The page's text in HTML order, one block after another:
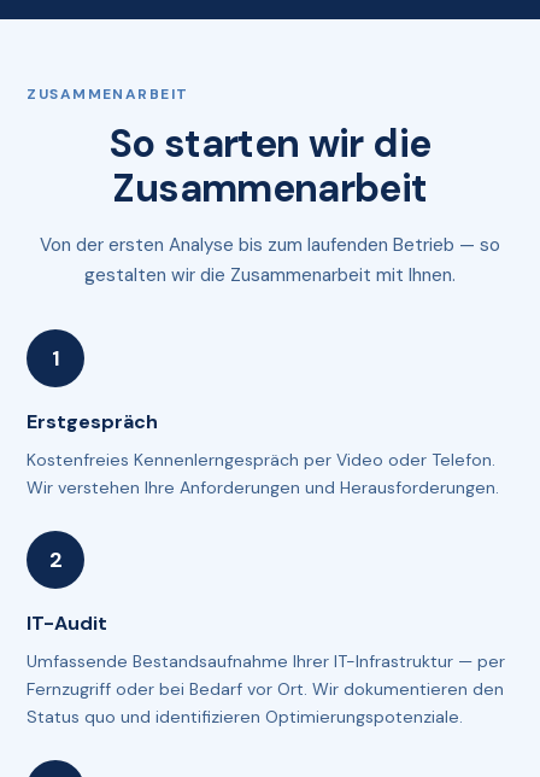
ZUSAMMENARBEIT
So starten wir die
Zusammenarbeit
Von der ersten Analyse bis zum laufenden Betrieb — so
gestalten wir die Zusammenarbeit mit Ihnen.
Erstgespräch
Kostenfreies Kennenlerngespräch per Video oder Telefon.
Wir verstehen Ihre Anforderungen und Herausforderungen.
IT-Audit
Umfassende Bestandsaufnahme Ihrer IT-Infrastruktur — per
Fernzugriff oder bei Bedarf vor Ort. Wir dokumentieren den
Status quo und identifizieren Optimierungspotenziale.